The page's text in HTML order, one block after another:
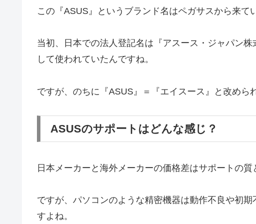
この『ASUS』というブランド名はペガサスから来て
当初、日本での法人登記名は『アスース・ジャパン
して使われていたんですね。
ですが、のちに『ASUS』＝『エイスース』と改めら
ASUSのサポートはどんな感じ？
日本メーカーと海外メーカーの価格差はサポートの質
ですが、パソコンのような精密機器は動作不良や初
すよね。